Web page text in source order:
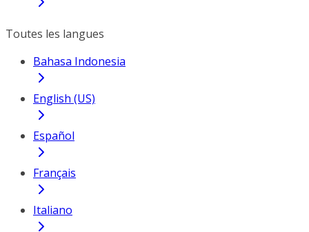
Toutes les langues
Bahasa Indonesia
English (US)
Español
Français
Italiano